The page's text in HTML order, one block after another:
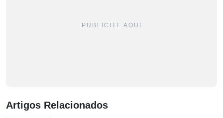
PUBLICITE AQUI
Artigos Relacionados